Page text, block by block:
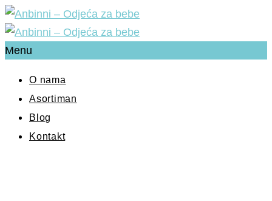
Menu
O nama
Asortiman
Blog
Kontakt